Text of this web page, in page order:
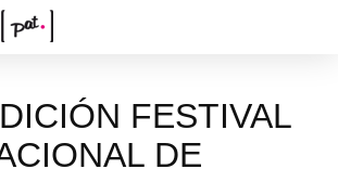
FESTIVAL
DE